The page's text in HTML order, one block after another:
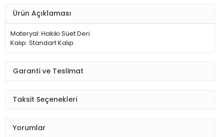
Ürün Açıklaması
Materyal: Hakiki Süet Deri
Kalıp: Standart Kalıp
Garanti ve Teslimat
Taksit Seçenekleri
Yorumlar